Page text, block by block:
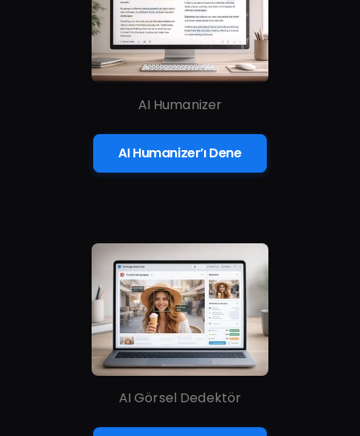
AI Humanizer
AI Humanizer’ı Dene
AI Görsel Dedektör